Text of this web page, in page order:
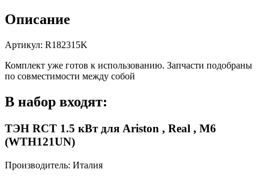
Описание
Артикул: R182315K
Комплект уже готов к использованию. Запчасти подобраны
по совместимости между собой
В набор входят:
ТЭН RCT 1.5 кВт для Ariston , Real , М6
(WTH121UN)
Производитель: Италия